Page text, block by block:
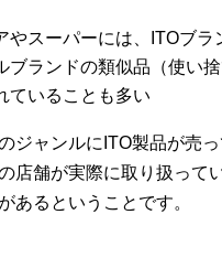
やスーパーには、ITOブラ
ブランドの類似品（使い
ていることも多い
ジャンルにITO製品が売っ
店舗が実際に取り扱って
あるということです。